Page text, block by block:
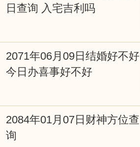
日查询 入宅吉利吗
2071年06月09日结婚好不好
今日办喜事好不好
2084年01月07日财神方位查
询